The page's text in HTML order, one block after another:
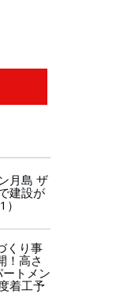
月島 ザ
建設が
くり事
！高さ
トメン
着工予